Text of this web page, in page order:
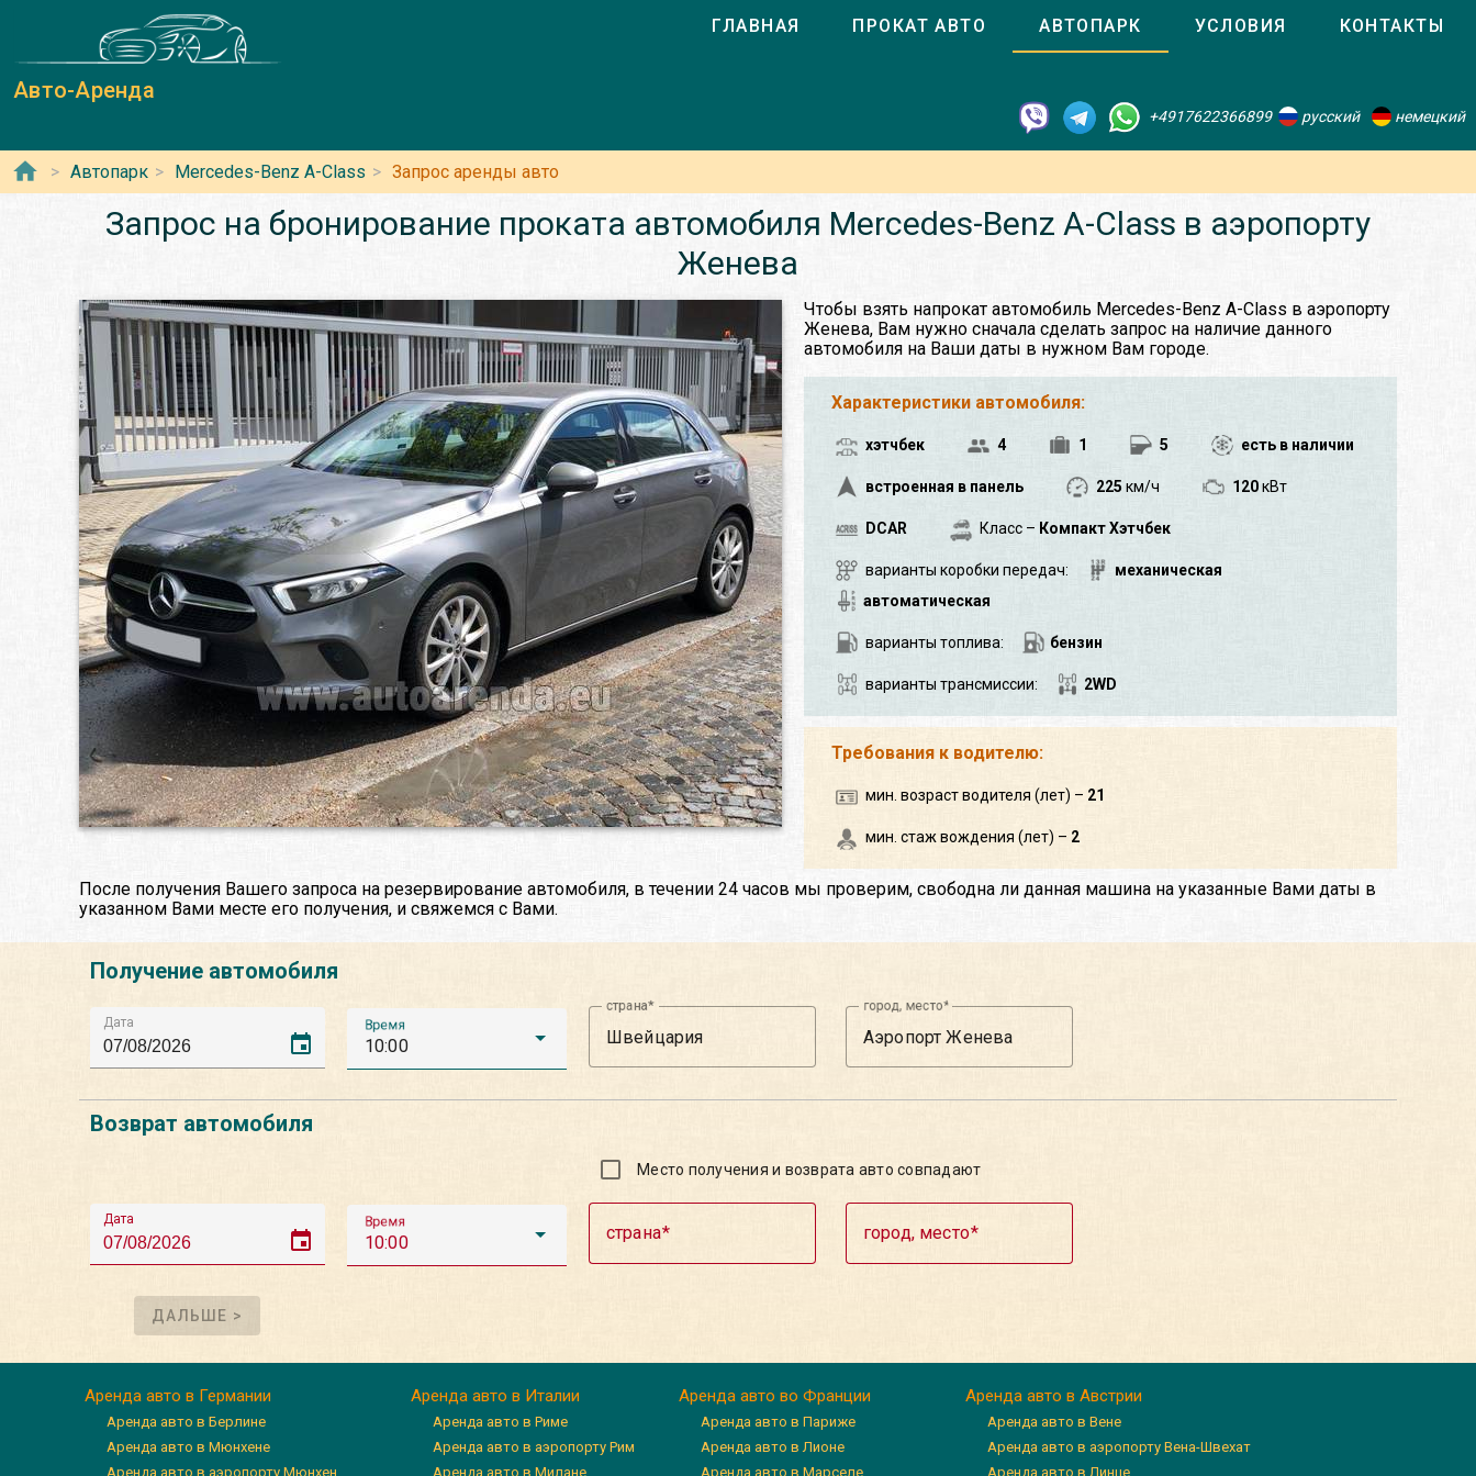
Авто-Аренда
ГЛАВНАЯ ПРОКАТ АВТО АВТОПАРК УСЛОВИЯ КОНТАКТЫ
+4917622366899 русский немецкий
Автопарк Mercedes-Benz A-Class Запрос аренды авто
Запрос на бронирование проката автомобиля Mercedes-Benz A-Class в аэропорту
Женева
Чтобы взять напрокат автомобиль Mercedes-Benz A-Class в аэропорту
Женева, Вам нужно сначала сделать запрос на наличие данного
автомобиля на Ваши даты в нужном Вам городе.
Характеристики автомобиля:
хэтчбек 4 1 5 есть в наличии
встроенная в панель 225км/ч 120кВт
DCAR Класс – Компакт Хэтчбек
варианты коробки передач:
механическая
автоматическая
варианты топлива: бензин
варианты трансмиссии: 2WD
Требования к водителю:
мин. возраст водителя (лет) – 21
мин. стаж вождения (лет) – 2
После получения Вашего запроса на резервирование автомобиля, в течении 24 часов мы проверим, свободна ли данная машина на указанные Вами даты в
указанном Вами месте его получения, и свяжемся с Вами.
Получение автомобиля
Дата
event
Время
10:00
страна город, место
Возврат автомобиля
Дата
event
Время
10:00
Место получения и возврата авто совпадают
страна город, место
ДАЛЬШЕ >
Аренда авто в Германии
Аренда авто в Берлине
Аренда авто в Мюнхене
Аренда авто в аэропорту Мюнхен
Аренда авто в Италии
Аренда авто в Риме
Аренда авто в аэропорту Рим
Аренда авто в Милане
Аренда авто во Франции
Аренда авто в Париже
Аренда авто в Лионе
Аренда авто в Марселе
Аренда авто в Австрии
Аренда авто в Вене
Аренда авто в аэропорту Вена-Швехат
Аренда авто в Линце